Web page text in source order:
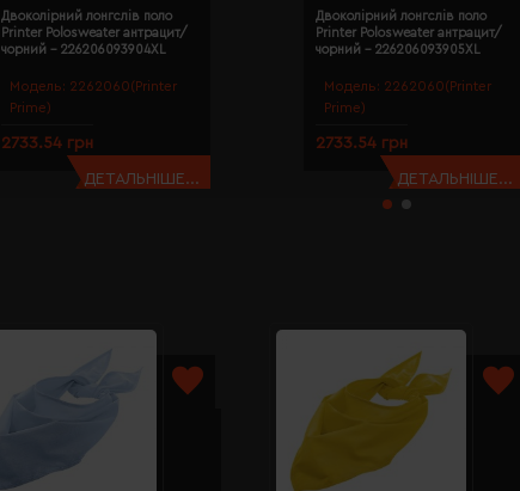
Модель: 2262060(Printer
Prime)
Двоколірний лонгслів поло
Printer Polosweater антрацит/
чорний - 226206093904XL
2733.54 грн
ДЕТАЛЬНІШЕ...
Модель: 2262060(Printer
Prime)
Двоколірний лонгслів поло
Printer Polosweater антрацит/
чорний - 226206093905XL
2733.54 грн
ДЕТАЛЬНІШЕ...